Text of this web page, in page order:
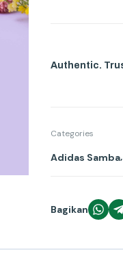
Authentic.
Categories
Adidas Samba,
Bagikan